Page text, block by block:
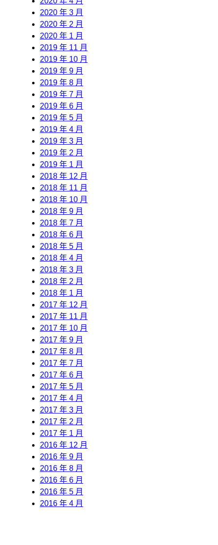
2020 年 3 月
2020 年 2 月
2020 年 1 月
2019 年 11 月
2019 年 10 月
2019 年 9 月
2019 年 8 月
2019 年 7 月
2019 年 6 月
2019 年 5 月
2019 年 4 月
2019 年 3 月
2019 年 2 月
2019 年 1 月
2018 年 12 月
2018 年 11 月
2018 年 10 月
2018 年 9 月
2018 年 7 月
2018 年 6 月
2018 年 5 月
2018 年 4 月
2018 年 3 月
2018 年 2 月
2018 年 1 月
2017 年 12 月
2017 年 11 月
2017 年 10 月
2017 年 9 月
2017 年 8 月
2017 年 7 月
2017 年 6 月
2017 年 5 月
2017 年 4 月
2017 年 3 月
2017 年 2 月
2017 年 1 月
2016 年 12 月
2016 年 9 月
2016 年 8 月
2016 年 6 月
2016 年 5 月
2016 年 4 月